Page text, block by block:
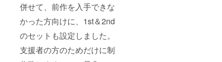
併せて、前作を入手できな
かった方向けに、1st＆2nd
のセットも設定しました。
支援者の方のためだけに制